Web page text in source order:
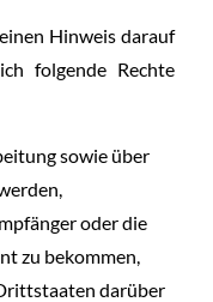
Hinweis darauf
folgende Rechte
sowie über
oder die
zu bekommen,
darüber